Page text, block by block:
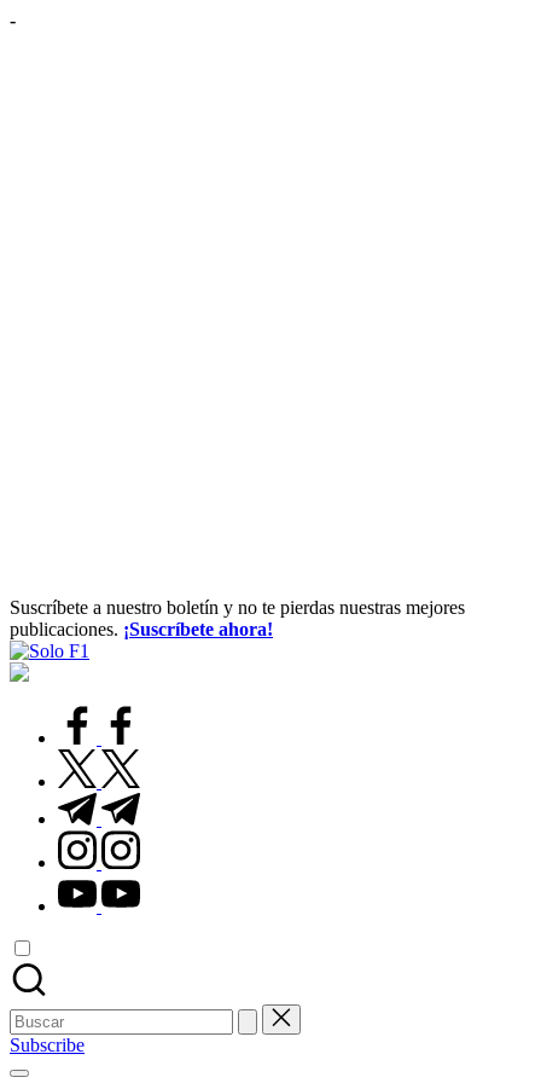
Saltar
-
Suscríbete a nuestro boletín y no te pierdas nuestras mejores
publicaciones. ¡Suscríbete ahora!
Para
facebook.com
twitter.com
t.me
instagram.com
youtube.com
Buscar:
Subscribe